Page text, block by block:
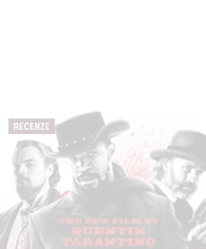
RECENZE
Udělením
Poskytování